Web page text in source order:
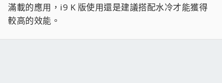
滿載的應用，i9 K 版使用還是建議搭配水冷才能獲得
較高的效能。